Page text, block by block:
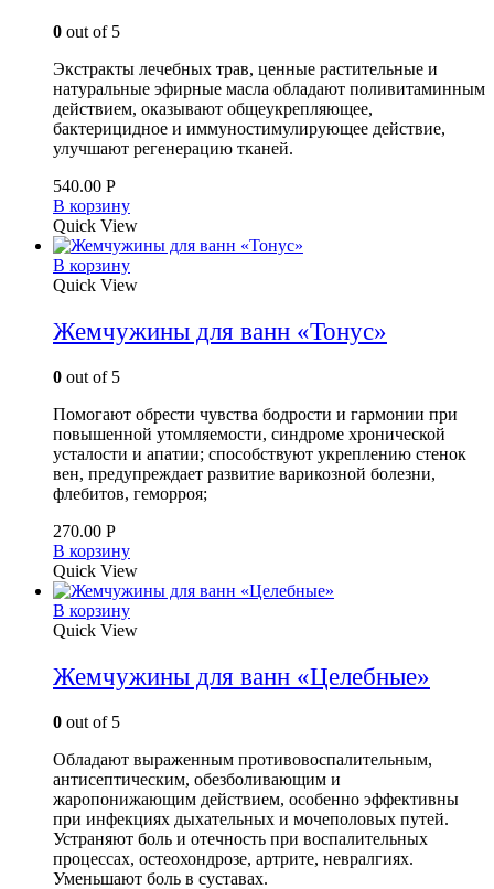
0 out of 5
Экстракты лечебных трав, ценные растительные и
натуральные эфирные масла обладают поливитаминным
действием, оказывают общеукрепляющее,
бактерицидное и иммуностимулирующее действие,
улучшают регенерацию тканей.
540.00 Р
В корзину
Quick View
В корзину
Quick View
Жемчужины для ванн «Тонус»
0 out of 5
Помогают обрести чувства бодрости и гармонии при
повышенной утомляемости, синдроме хронической
усталости и апатии; способствуют укреплению стенок
вен, предупреждает развитие варикозной болезни,
флебитов, геморроя;
270.00 Р
В корзину
Quick View
В корзину
Quick View
Жемчужины для ванн «Целебные»
0 out of 5
Обладают выраженным противовоспалительным,
антисептическим, обезболивающим и
жаропонижающим действием, особенно эффективны
при инфекциях дыхательных и мочеполовых путей.
Устраняют боль и отечность при воспалительных
процессах, остеохондрозе, артрите, невралгиях.
Уменьшают боль в суставах.